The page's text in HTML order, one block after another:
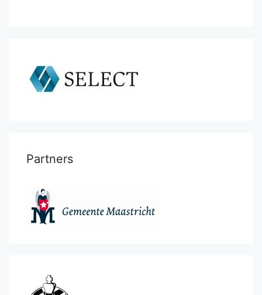
Partners